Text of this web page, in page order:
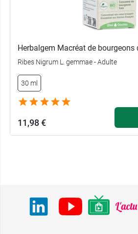
Herbalgem Macréat de bourgeons
Ribes Nigrum L. gemmae - Adulte
30 ml
11,98 €